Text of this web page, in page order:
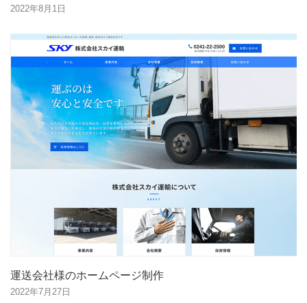
2022年8月1日
運送会社様のホームページ制作
2022年7月27日